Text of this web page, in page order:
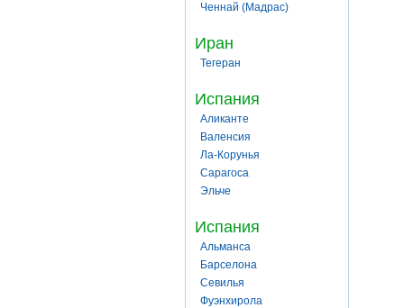
Ченнай (Мадрас)
Иран
Тегеран
Испания
Аликанте
Валенсия
Ла-Корунья
Сарагоса
Эльче
Испания
Альманса
Барселона
Севилья
Фуэнхирола